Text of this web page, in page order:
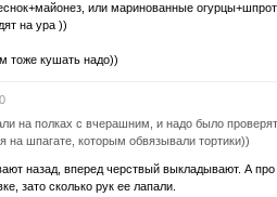
или маринованные
на ура ))
тоже кушать надо))
на полках с вчерашним, и надо было
на шпагате, которым обвязывали тортики))
назад, вперед черствый выкладывают. А
зато сколько рук ее лапали.